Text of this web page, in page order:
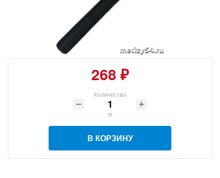
268 ₽
Количество
кг
В КОРЗИНУ